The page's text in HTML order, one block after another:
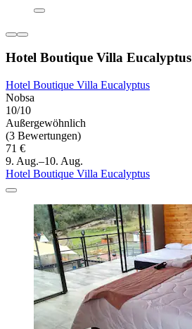
Hotel Boutique Villa Eucalyptus
Hotel Boutique Villa Eucalyptus
Nobsa
10/10
Außergewöhnlich
(3 Bewertungen)
71 €
9. Aug.–10. Aug.
Hotel Boutique Villa Eucalyptus